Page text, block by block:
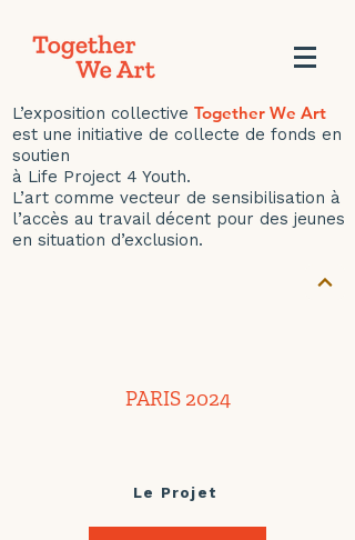
L’exposition collective Together We Art
est une initiative de collecte de fonds en
soutien
à Life Project 4 Youth.
L’art comme vecteur de sensibilisation à
l’accès au travail décent pour des jeunes
en situation d’exclusion.
PARIS 2024
Le Projet